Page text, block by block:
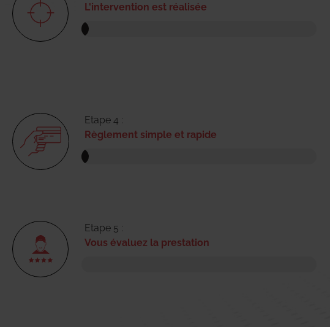
L'intervention est réalisée
Etape 4 :
Règlement simple et rapide
Etape 5 :
Vous évaluez la prestation